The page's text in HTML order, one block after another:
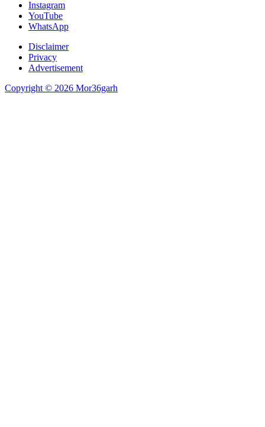
Instagram
YouTube
WhatsApp
Disclaimer
Privacy
Advertisement
Copyright © 2026 Mor36garh